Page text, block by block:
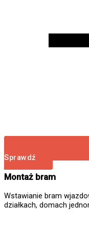
Sprawdź
Montaż bram
Wstawianie bram
działkach, domach